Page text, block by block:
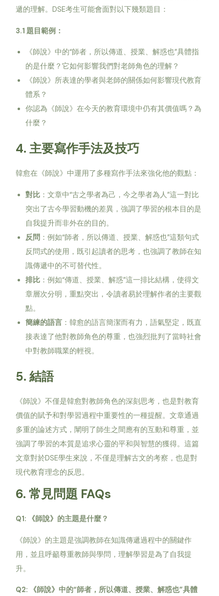
遞的理解。 DSE考生可能會面對以下幾類題目：
3.1 題目範例：
《師說》中的“師者，所以傳道、授業、解惑也”具體指
的是什麼？它如何影響我們對老師角色的理解？
《師說》所表達的學者與老師的關係如何影響現代教育
體系？
你認為《師說》在今天的教育環境中仍有其價值嗎？為
什麼？
4.主要寫作手法及技巧
韓愈在《師說》中運用了多種寫作手法來強化他的觀點：
對比 ：文章中“古之學者為己，今之學者為人”這一對比
突出了古今學習動機的差異，強調了學習的根本目的是
自我提升而非外在的目的。
反問 ：例如“師者，所以傳道、授業、解惑也”這類句式
反問式的使用，既引起讀者的思考，也強調了教師在知
識傳遞中的不可替代性。
排比 ：例如“傳道、授業、解惑”這一排比結構，使得文
章層次分明，重點突出，令讀者易於理解作者的主要觀
點。
簡練的語言 ：韓愈的語言簡潔而有力，語氣堅定，既直
接表達了他對教師角色的尊重，也強烈批判了當時社會
中對教師職業的輕視。
5.結語
《師說》不僅是韓愈對教師角色的深刻思考，也是對教育
價值的賦予和對學習過程中重要性的一種提醒。文章通過
多重的論述方式，闡明了師生之間應有的互動和尊重，並
強調了學習的本質是追求心靈的平和與智慧的獲得。這篇
文章對於DSE學生來說，不僅是理解古文的考察，也是對
現代教育理念的反思。
6.常見問題 FAQs
Q1: 《師說》的主題是什麼？
《師說》的主題是強調教師在知識傳遞過程中的關鍵作
用，並且呼籲尊重教師與學問，理解學習是為了自我提
升。
Q2: 《師說》中的“師者，所以傳道、授業、解惑也”具體